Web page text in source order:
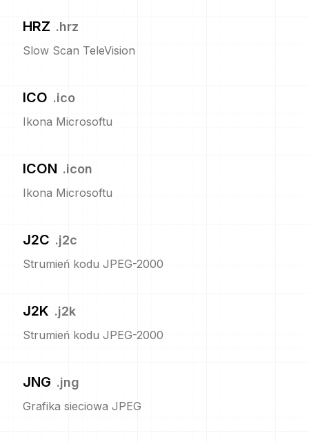
HRZ .hrz
Slow Scan TeleVision
ICO .ico
Ikona Microsoftu
ICON .icon
Ikona Microsoftu
J2C .j2c
Strumień kodu JPEG-2000
J2K .j2k
Strumień kodu JPEG-2000
JNG .jng
Grafika sieciowa JPEG